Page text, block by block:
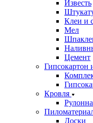
Известь
Клеи и
Мел
Цемент
Гипсокартон
Кровля
Доски